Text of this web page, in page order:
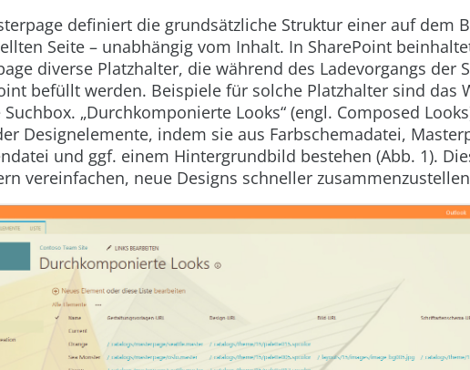
definiert die grundsätzliche Struktur einer auf dem
Seite – unabhängig vom Inhalt. In SharePoint
diverse Platzhalter, die während des Ladevorgangs der
befüllt werden. Beispiele für solche Platzhalter sind das
„Durchkomponierte Looks“ (engl. Composed
Designelemente, indem sie aus Farbschemadatei,
und ggf. einem Hintergrundbild bestehen (Abb. 1).
vereinfachen, neue Designs schneller